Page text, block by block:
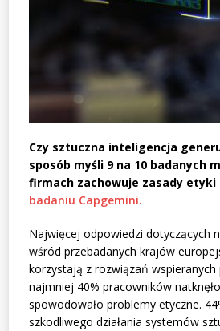
Czy sztuczna inteligencja
sposób myśli 9 na 10 badanych
firmach zachowuje zasady
badaniu Capgemini.
Najwięcej odpowiedzi dotyczących
wśród przebadanych krajów
korzystają z rozwiązań wspieranych
najmniej 40% pracowników
spowodowało problemy etyczne.
szkodliwego działania systemów